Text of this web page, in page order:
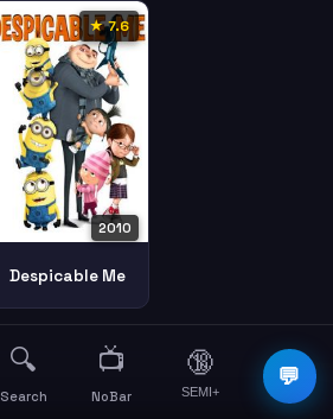
★ 7.6
2010
Despicable Me
💬
🔍
Search
📺
NoBar
🔞
SEMI+
☰